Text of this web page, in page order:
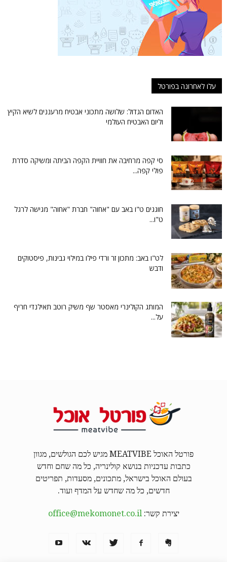
עלו לאחרונה בפורטל
האדום הגדול: שלושה מתכוני אבטיח מרעננים לשיא הקיץ
וליום האבטיח העולמי
סי קפה מרחיבה את חוויית הקפה הביתה ומשיקה סדרת
פולי קפה...
חוגגים ט"ו באב עם "אחוה" חברת "אחוה" מגישה לרגל
ט"ו...
לט"ו באב: מתכון זר ורדי פילו במילוי גבינות, פיסטוקים
ודבש
המותג הקולינרי מאסטר שף משיק רוטב תאילנדי חריף
על...
פורטל האוכל MEATVIBE מגיש לכם הגולשים, מגוון
כתבות עדכניות בנושא קולינריה, כל מה שחם וחדש
בעולם האוכל בישראל, מתכונים, מסעדות, תפריטים
חדשים, כל מה שחדש על המדף ועוד.
יצירת קשר: office@mekomonet.co.il